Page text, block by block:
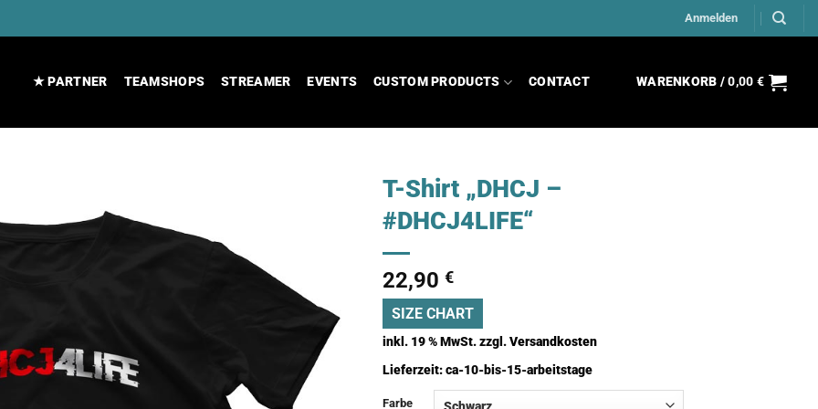
Anmelden
★ PARTNER TEAMSHOPS STREAMER EVENTS CUSTOM PRODUCTS CONTACT WARENKORB /0,00 €
T-Shirt „DHCJ –
#DHCJ4LIFE“
22,90 €
SIZE CHART
inkl. 19 % MwSt.zzgl.Versandkosten
Lieferzeit:ca-10-bis-15-arbeitstage
Farbe